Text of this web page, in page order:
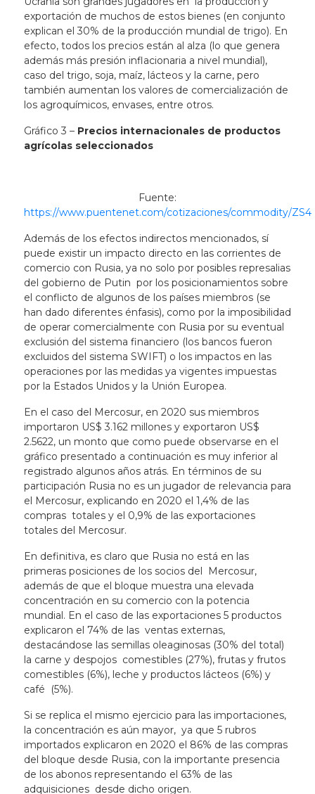
exportación de muchos de estos bienes (en conjunto
explican el 30% de la producción mundial de trigo). En
efecto, todos los precios están al alza (lo que genera
además más presión inflacionaria a nivel mundial),
caso del trigo, soja, maíz, lácteos y la carne, pero
también aumentan los valores de comercialización de
los agroquímicos, envases, entre otros.
Gráfico 3 – Precios internacionales de productos
agrícolas seleccionados
Fuente:
https://www.puentenet.com/cotizaciones/commodity/ZS4
Además de los efectos indirectos mencionados, sí
puede existir un impacto directo en las corrientes de
comercio con Rusia, ya no solo por posibles represalias
del gobierno de Putin por los posicionamientos sobre
el conflicto de algunos de los países miembros (se
han dado diferentes énfasis), como por la imposibilidad
de operar comercialmente con Rusia por su eventual
exclusión del sistema financiero (los bancos fueron
excluidos del sistema SWIFT) o los impactos en las
operaciones por las medidas ya vigentes impuestas
por la Estados Unidos y la Unión Europea.
En el caso del Mercosur, en 2020 sus miembros
importaron US$ 3.162 millones y exportaron US$
2.5622, un monto que como puede observarse en el
gráfico presentado a continuación es muy inferior al
registrado algunos años atrás. En términos de su
participación Rusia no es un jugador de relevancia para
el Mercosur, explicando en 2020 el 1,4% de las
compras totales y el 0,9% de las exportaciones
totales del Mercosur.
En definitiva, es claro que Rusia no está en las
primeras posiciones de los socios del Mercosur,
además de que el bloque muestra una elevada
concentración en su comercio con la potencia
mundial. En el caso de las exportaciones 5 productos
explicaron el 74% de las ventas externas,
destacándose las semillas oleaginosas (30% del total)
la carne y despojos comestibles (27%), frutas y frutos
comestibles (6%), leche y productos lácteos (6%) y
café (5%).
Si se replica el mismo ejercicio para las importaciones,
la concentración es aún mayor, ya que 5 rubros
importados explicaron en 2020 el 86% de las compras
del bloque desde Rusia, con la importante presencia
de los abonos representando el 63% de las
adquisiciones desde dicho origen.